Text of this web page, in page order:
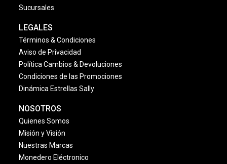
Sucursales
LEGALES
Términos & Condiciones
Aviso de Privacidad
Política Cambios & Devoluciones
Condiciones de las Promociones
Dinámica Estrellas Sally
NOSOTROS
Quienes Somos
Misión y Visión
Nuestras Marcas
Monedero Eléctronico